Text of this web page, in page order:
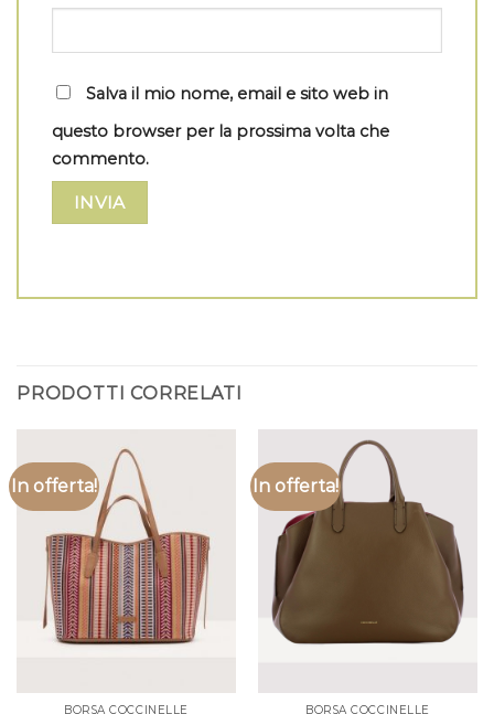
Salva il mio nome, email e sito web in
questo browser per la prossima volta che
commento.
PRODOTTI CORRELATI
In offerta!
BORSA COCCINELLE
In offerta!
BORSA COCCINELLE